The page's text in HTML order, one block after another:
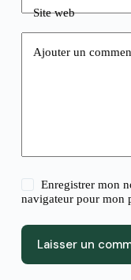
Site web
Ajouter un
Enregistrer mon
navigateur pour mon
Laisser un